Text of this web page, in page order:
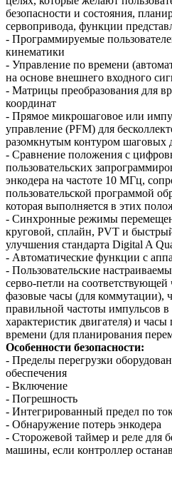
безопасности и состояния,
сервопривода, функции
- Программируемые
кинематики
- Управление по времени
на основе внешнего входного
- Матрицы преобразования для
координат
- Прямое микрошаговое или
управление (PFM) для
разомкнутым контуром шаговых
- Сравнение положения с
пользовательских
энкодера на частоте 10 МГц,
пользовательской программой
которая выполняется в этих
- Синхронные режимы
круговой, сплайн, PVT и
улучшения стандарта Digital A
- Автоматические функции с
- Пользовательские
серво-петли на соответствующей
фазовые часы (для коммутации),
правильной частоты импульсов в
характеристик двигателя) и
времени (для планирования
Особенности безопасности:
- Пределы перегрузки
обеспечения
- Включение
- Погрешность
- Интегрированный предел по
- Обнаружение потерь энкодера
- Сторожевой таймер и реле для
машины, если контроллер